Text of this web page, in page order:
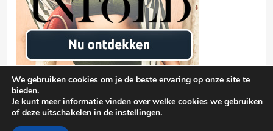
damen-mode.net 2026 |
We gebruiken cookies om je de beste ervaring op onze site te
bieden.
Je kunt meer informatie vinden over welke cookies we gebruiken
of deze uitschakelen in de instellingen.